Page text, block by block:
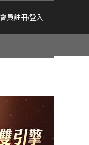
會員註冊/登入